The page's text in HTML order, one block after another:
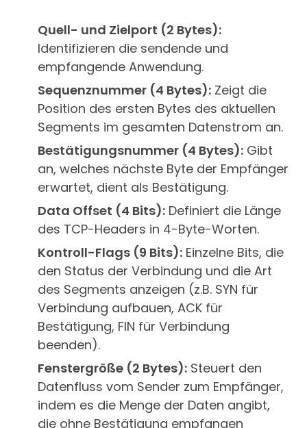
Quell- und Zielport (2 Bytes):
Identifizieren die sendende und
empfangende Anwendung.
Sequenznummer (4 Bytes): Zeigt die
Position des ersten Bytes des aktuellen
Segments im gesamten Datenstrom an.
Bestätigungsnummer (4 Bytes): Gibt
an, welches nächste Byte der Empfänger
erwartet, dient als Bestätigung.
Data Offset (4 Bits): Definiert die Länge
des TCP-Headers in 4-Byte-Worten.
Kontroll-Flags (9 Bits): Einzelne Bits, die
den Status der Verbindung und die Art
des Segments anzeigen (z.B. SYN für
Verbindung aufbauen, ACK für
Bestätigung, FIN für Verbindung
beenden).
Fenstergröße (2 Bytes): Steuert den
Datenfluss vom Sender zum Empfänger,
indem es die Menge der Daten angibt,
die ohne Bestätigung empfangen